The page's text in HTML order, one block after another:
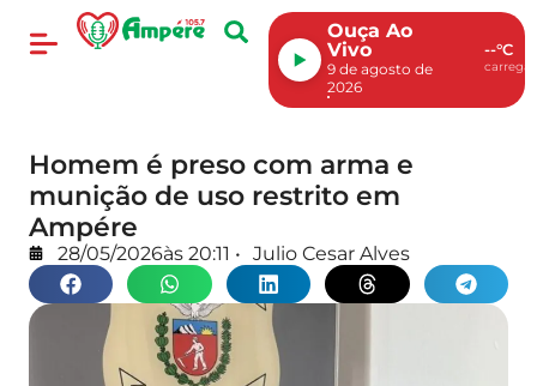
Ouça Ao
Vivo
9 de agosto de
2026
--°C
Homem é preso com arma e
munição de uso restrito em
Ampére
28/05/2026às 20:11 • Julio Cesar Alves